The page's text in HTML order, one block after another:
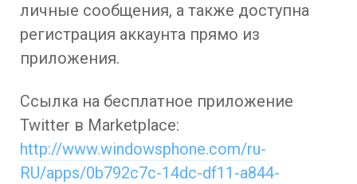
личные сообщения, а также доступна
регистрация аккаунта прямо из
приложения.
Ссылка на бесплатное приложение
Twitter в Marketplace:
http://www.windowsphone.com/ru-
RU/apps/0b792c7c-14dc-df11-a844-